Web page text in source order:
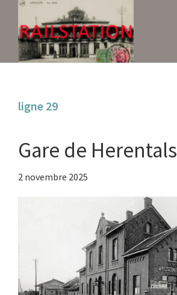
main
content
primary
sidebar
ligne 29
Gare de Herentals
2 novembre 2025